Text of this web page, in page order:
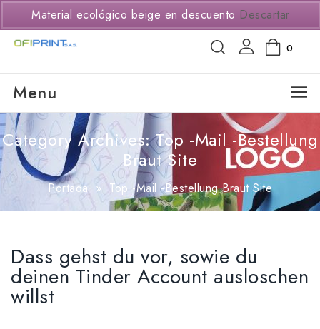
(+57) 3114294650
0
Menu
Category Archives: Top -Mail -Bestellung
Braut Site
Portada » Top -Mail -Bestellung Braut Site
Dass gehst du vor, sowie du
deinen Tinder Account ausloschen
willst
Material ecológico beige en descuento Descartar